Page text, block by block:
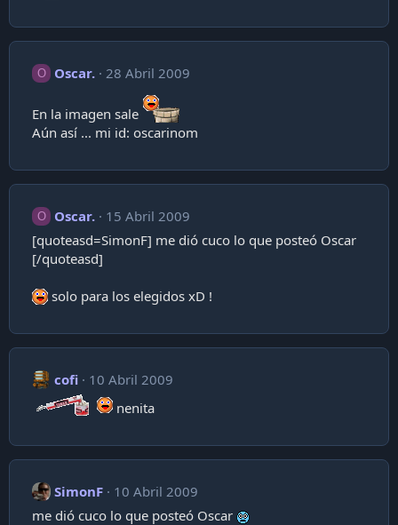
O Oscar. 28 Abril 2009
En la imagen sale
Aún así ... mi id: oscarinom
O Oscar.
15 Abril 2009
[quoteasd=SimonF] me dió cuco lo que posteó Oscar
[/quoteasd]
solo para los elegidos xD !
cofi
10 Abril 2009
nenita
SimonF
10 Abril 2009
me dió cuco lo que posteó Oscar